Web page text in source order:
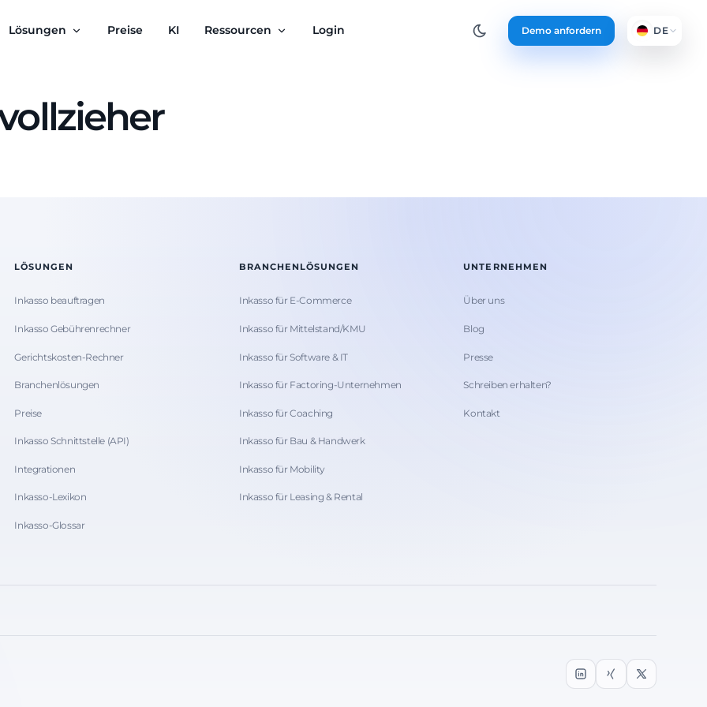
Lösungen Preise KI Ressourcen Login Demo anfordern DE
LÖSUNGEN
Inkasso beauftragen
Inkasso Gebührenrechner
Gerichtskosten-Rechner
Branchenlösungen
Preise
Inkasso Schnittstelle (API)
Integrationen
Inkasso-Lexikon
Inkasso-Glossar
BRANCHENLÖSUNGEN
Inkasso für E-Commerce
Inkasso für Mittelstand/KMU
Inkasso für Software & IT
Inkasso für Factoring-Unternehmen
Inkasso für Coaching
Inkasso für Bau & Handwerk
Inkasso für Mobility
Inkasso für Leasing & Rental
UNTERNEHMEN
Über uns
Blog
Presse
Schreiben erhalten?
Kontakt